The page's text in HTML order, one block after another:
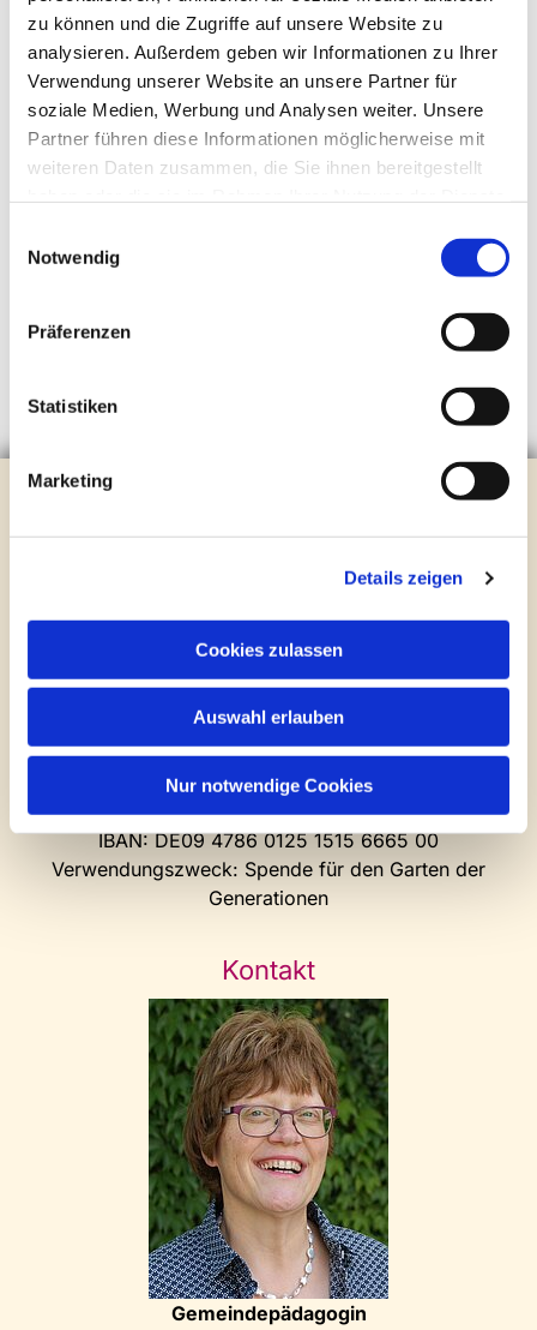
zu können und die Zugriffe auf unsere Website zu
analysieren. Außerdem geben wir Informationen zu Ihrer
Verwendung unserer Website an unsere Partner für
soziale Medien, Werbung und Analysen weiter. Unsere
Partner führen diese Informationen möglicherweise mit
weiteren Daten zusammen, die Sie ihnen bereitgestellt
Notwendig
Präferenzen
Statistiken
Marketing
Details zeigen
Cookies zulassen
Auswahl erlauben
Nur notwendige Cookies
Ort für Andachten und Lagerfeuer
Unterstützen Sie den Garten der
Generationen
Über das Konto der Helling-Stiftung
Bank: Volksbank Bielefeld-Gütersloh
IBAN: DE09 4786 0125 1515 6665 00
Verwendungszweck: Spende für den Garten der
Generationen
Kontakt
Gemeindepädagogin